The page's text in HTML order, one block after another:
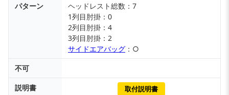
パターン
ヘッドレスト総数：7
1列目肘掛：0
2列目肘掛：4
3列目肘掛：2
サイドエアバッグ ：○
不可
説明書
取付説明書